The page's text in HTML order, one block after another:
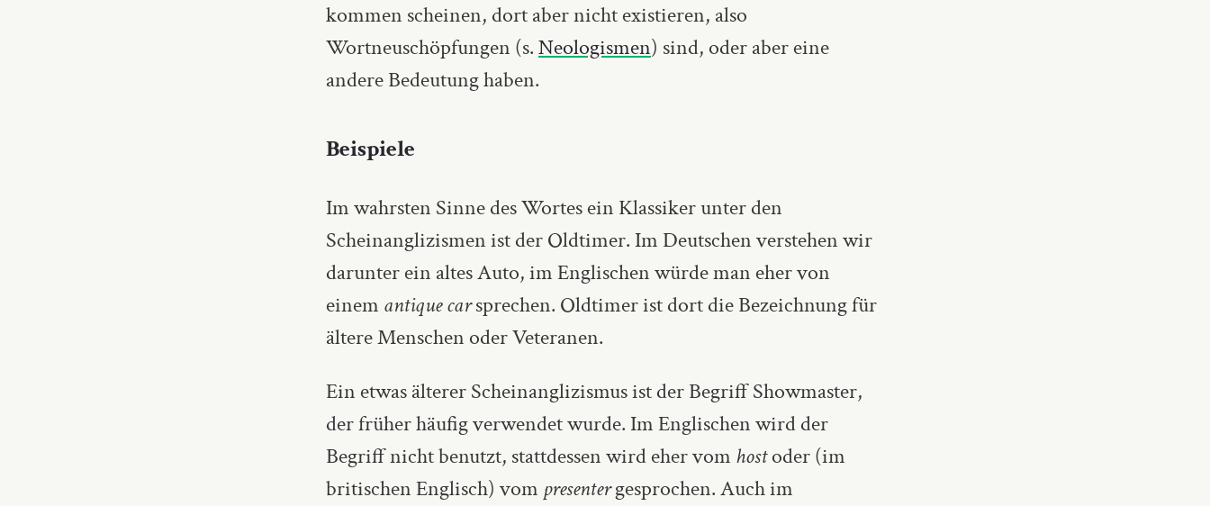
kommen scheinen, dort aber nicht existieren, also
Wortneuschöpfungen (s.Neologismen) sind, oder aber eine
andere Bedeutung haben.
Beispiele
Im wahrsten Sinne des Wortes ein Klassiker unter den
Scheinanglizismen ist der Oldtimer. Im Deutschen verstehen wir
darunter ein altes Auto, im Englischen würde man eher von
einem antique carsprechen. Oldtimer ist dort die Bezeichnung für
ältere Menschen oder Veteranen.
Ein etwas älterer Scheinanglizismus ist der Begriff Showmaster,
der früher häufig verwendet wurde. Im Englischen wird der
Begriff nicht benutzt, stattdessen wird eher vom hostoder (im
britischen Englisch) vom presentergesprochen. Auch im